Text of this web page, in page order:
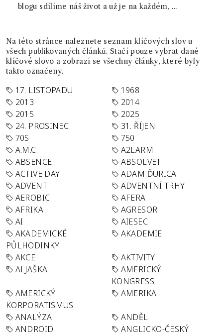
blogu sdílíme náš život a už je na každém, ...
Na této stránce naleznete seznam klíčových slov u
všech publikovaných článků. Stačí pouze vybrat dané
klíčové slovo a zobrazí se všechny články, které byly
takto označeny.
17. LISTOPADU
1968
2013
2014
2015
2025
24. PROSINEC
31. ŘÍJEN
70S
750
A.M.C.
A2LARM
ABSENCE
ABSOLVET
ACTIVE DAY
ADAM ĎURICA
ADVENT
ADVENTNÍ TRHY
AEROBIC
AFERA
AFRIKA
AGRESOR
AI
AIESEC
AKADEMICKÉ
PŮLHODINKY
AKADEMIE
AKCE
AKTIVITY
ALJAŠKA
AMERICKÝ
KONGRESS
AMERICKÝ
KORPORATISMUS
AMERIKA
ANALÝZA
ANDĚL
ANDROID
ANGLICKO-ČESKÝ